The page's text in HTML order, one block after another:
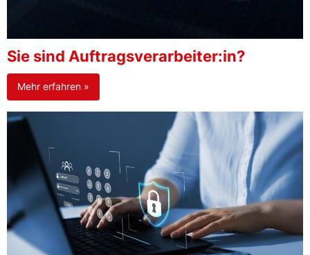
Sie sind Auftragsverarbeiter:in?
Mehr erfahren »